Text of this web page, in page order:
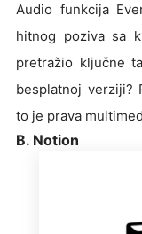
Audio funkcija
hitnog poziva sa
pretražio ključne
besplatnoj verziji?
to je prava
B. Notion